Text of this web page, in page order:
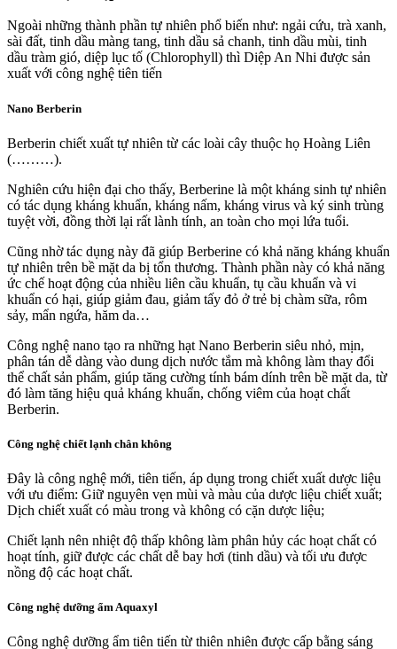
Ngoài những thành phần tự nhiên phổ biến như: ngải cứu, trà xanh,
sài đất, tinh dầu màng tang, tinh dầu sả chanh, tinh dầu mùi, tinh
dầu tràm gió, diệp lục tố (Chlorophyll) thì Diệp An Nhi được sản
xuất với công nghệ tiên tiến
Nano Berberin
Berberin chiết xuất tự nhiên từ các loài cây thuộc họ Hoàng Liên
(………).
Nghiên cứu hiện đại cho thấy, Berberine là một kháng sinh tự nhiên
có tác dụng kháng khuẩn, kháng nấm, kháng virus và ký sinh trùng
tuyệt vời, đồng thời lại rất lành tính, an toàn cho mọi lứa tuổi.
Cũng nhờ tác dụng này đã giúp Berberine có khả năng kháng khuẩn
tự nhiên trên bề mặt da bị tổn thương. Thành phần này có khả năng
ức chế hoạt động của nhiều liên cầu khuẩn, tụ cầu khuẩn và vi
khuẩn có hại, giúp giảm đau, giảm tấy đỏ ở trẻ bị chàm sữa, rôm
sảy, mẩn ngứa, hăm da…
Công nghệ nano tạo ra những hạt Nano Berberin siêu nhỏ, mịn,
phân tán dễ dàng vào dung dịch nước tắm mà không làm thay đổi
thể chất sản phẩm, giúp tăng cường tính bám dính trên bề mặt da, từ
đó làm tăng hiệu quả kháng khuẩn, chống viêm của hoạt chất
Berberin.
Công nghệ chiết lạnh chân không
Đây là công nghệ mới, tiên tiến, áp dụng trong chiết xuất dược liệu
với ưu điểm: Giữ nguyên vẹn mùi và màu của dược liệu chiết xuất;
Dịch chiết xuất có màu trong và không có cặn dược liệu;
Chiết lạnh nên nhiệt độ thấp không làm phân hủy các hoạt chất có
hoạt tính, giữ được các chất dễ bay hơi (tinh dầu) và tối ưu được
nồng độ các hoạt chất.
Công nghệ dưỡng ẩm Aquaxyl
Công nghệ dưỡng ẩm tiên tiến từ thiên nhiên được cấp bằng sáng